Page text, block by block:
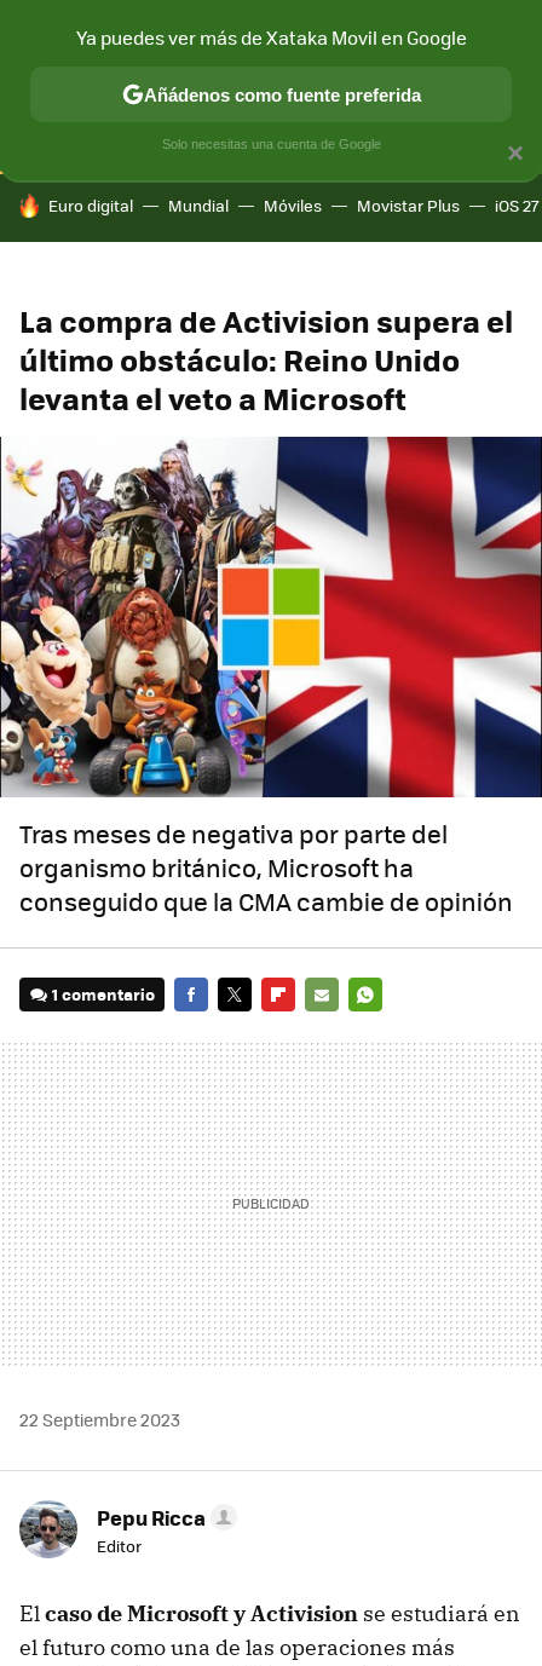
CONECTIVIDAD MÓVIL Y SOCIEDAD APLICACIONES
HOY SE HABLA DE
Euro digital Mundial Móviles Movistar Plus iOS 27
La compra de Activision supera el
último obstáculo: Reino Unido
levanta el veto a Microsoft
Tras meses de negativa por parte del
organismo británico, Microsoft ha
conseguido que la CMA cambie de opinión
1 comentario
MAIL
22 Septiembre 2023
Pepu Ricca
Editor
Elcaso de Microsoft y Activision se estudiará en
el futuro como una de las operaciones más
×
Ya puedes ver más de Xataka Movil en Google
Añádenos como fuente preferida
Solo necesitas una cuenta de Google